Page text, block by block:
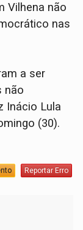
Vilhena não
nas
a ser
não
Inácio Lula
(30).
Reportar Erro